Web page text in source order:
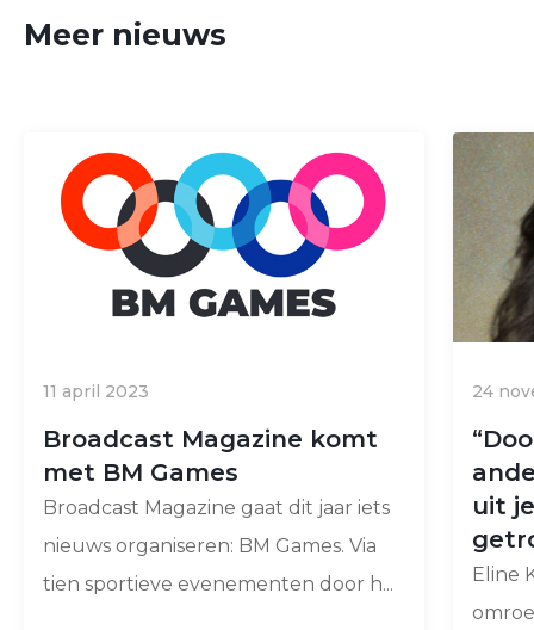
Meer nieuws
11 april 2023
Broadcast Magazine komt
met BM Games
Broadcast Magazine gaat dit jaar iets
nieuws organiseren: BM Games. Via
tien sportieve evenementen door h...
24
uit
Eline